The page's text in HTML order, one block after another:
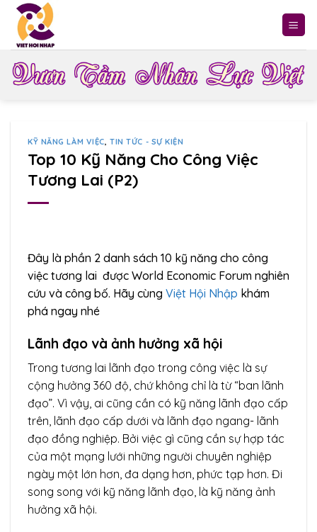
Skip
content
KỸ NĂNG LÀM VIỆC ,TIN TỨC - SỰ KIỆN
Top 10 Kỹ Năng Cho Công Việc
Tương Lai (P2)
Đây là phần 2 danh sách 10 kỹ năng cho công
việc tương lai được World Economic Forum nghiên
cứu và công bố. Hãy cùng Việt Hội Nhập khám
phá ngay nhé
Lãnh đạo và ảnh hưởng xã hội
Trong tương lai lãnh đạo trong công việc là sự
cộng hưởng 360 độ, chứ không chỉ là từ “ban lãnh
đạo”. Vì vậy, ai cũng cần có kỹ năng lãnh đạo cấp
trên, lãnh đạo cấp dưới và lãnh đạo ngang- lãnh
đạo đồng nghiệp. Bởi việc gì cũng cần sự hợp tác
của một mạng lưới những người chuyên nghiệp
ngày một lớn hơn, đa dạng hơn, phức tạp hơn. Đi
song song với kỹ năng lãnh đạo, là kỹ năng ảnh
hưởng xã hội.